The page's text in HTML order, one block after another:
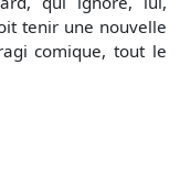
tenir une nouvelle
comique, tout le